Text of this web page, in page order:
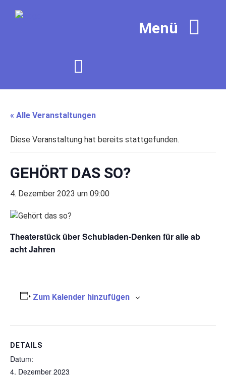
« Alle Veranstaltungen
Diese Veranstaltung hat bereits stattgefunden.
GEHÖRT DAS SO?
4. Dezember 2023 um 09:00
Theaterstück über Schubladen-Denken für alle ab
acht Jahren
Zum Kalender hinzufügen
DETAILS
Datum:
4. Dezember 2023